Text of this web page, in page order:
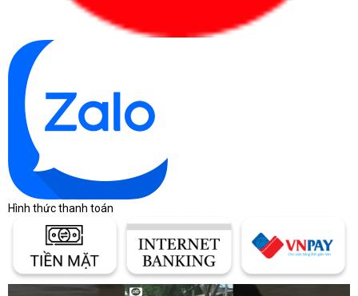
Hình thức thanh toán